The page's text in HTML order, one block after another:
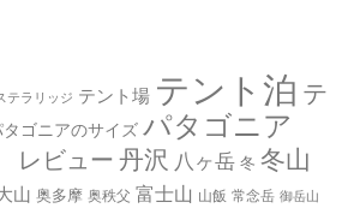
テラリッジ テント場 テント泊 テ
タゴニアのサイズ パタゴニア
レビュー 丹沢 八ヶ岳 冬 冬山
山 奥多摩 奥秩父 富士山 山飯 常念岳 御岳山